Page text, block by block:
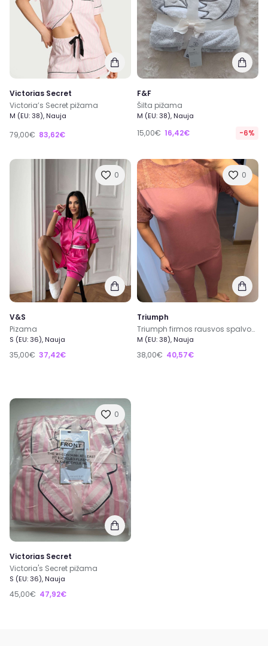
Victorias Secret
Victoria’s Secret pižama
M (EU: 38), Nauja
79,00€ 83,62€
F&F
Šilta pižama
M (EU: 38), Nauja
15,00€ 16,42€ -6%
0
V&S
Pizama
S (EU: 36), Nauja
35,00€ 37,42€
0
Triumph
Triumph firmos rausvos spalvos pizama su kelnemis M dydis
M (EU: 38), Nauja
38,00€ 40,57€
0
Victorias Secret
Victoria's Secret pižama
S (EU: 36), Nauja
45,00€ 47,92€